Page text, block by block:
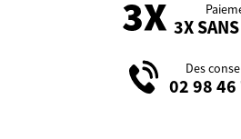
3X
Des
02 98 46